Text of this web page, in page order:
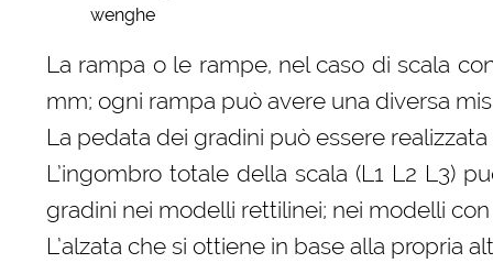
wenghe
La rampa o le rampe, nel caso di scala
mm; ogni rampa può avere una diversa
La pedata dei gradini può essere
L’ingombro totale della scala (L1 L2 L3)
gradini nei modelli rettilinei; nei modelli
L’alzata che si ottiene in base alla